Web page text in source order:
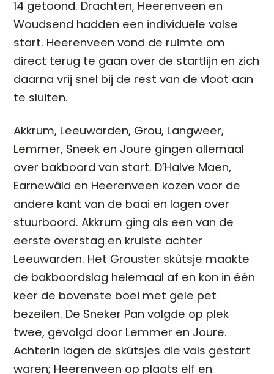
14 getoond. Drachten, Heerenveen en
Woudsend hadden een individuele valse
start. Heerenveen vond de ruimte om
direct terug te gaan over de startlijn en zich
daarna vrij snel bij de rest van de vloot aan
te sluiten.
Akkrum, Leeuwarden, Grou, Langweer,
Lemmer, Sneek en Joure gingen allemaal
over bakboord van start. D’Halve Maen,
Earnewâld en Heerenveen kozen voor de
andere kant van de baai en lagen over
stuurboord. Akkrum ging als een van de
eerste overstag en kruiste achter
Leeuwarden. Het Grouster skûtsje maakte
de bakboordslag helemaal af en kon in één
keer de bovenste boei met gele pet
bezeilen. De Sneker Pan volgde op plek
twee, gevolgd door Lemmer en Joure.
Achterin lagen de skûtsjes die vals gestart
waren; Heerenveen op plaats elf en